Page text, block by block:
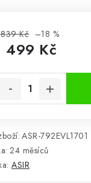
Kč –18 %
499 Kč
ASR-792EVL1701
: 24 měsíců
ASIR